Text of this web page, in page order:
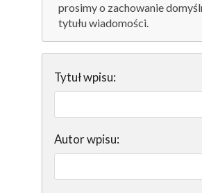
prosimy o zachowanie
tytułu wiadomości.
Tytuł wpisu:
Autor wpisu: